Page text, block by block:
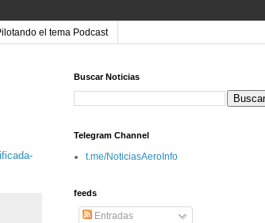
el tema Podcast
Buscar Noticias
Telegram Channel
t.me/NoticiasAeroInfo
feeds
Entradas